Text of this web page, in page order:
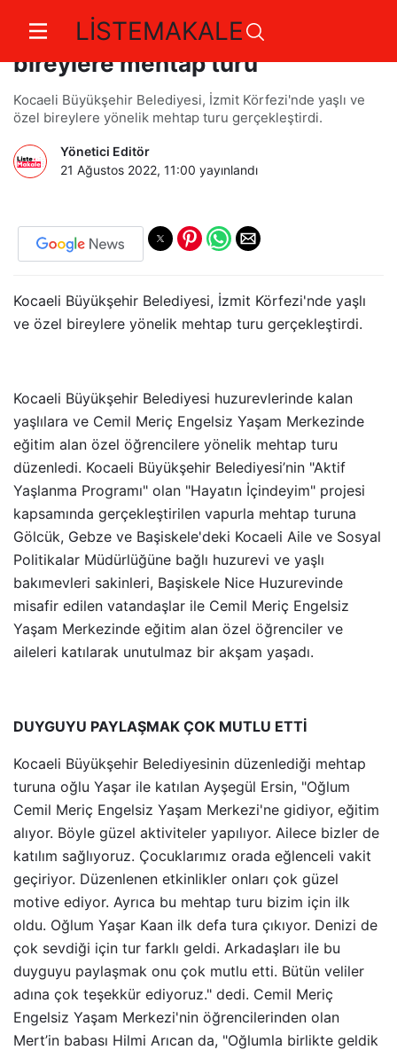
LİSTEMAKALE
Kocaeli Belediyesi Yaşlı ve özel
bireylere mehtap turu
Kocaeli Büyükşehir Belediyesi, İzmit Körfezi'nde yaşlı ve
özel bireylere yönelik mehtap turu gerçekleştirdi.
Yönetici Editör
21 Ağustos 2022, 11:00 yayınlandı
Kocaeli Büyükşehir Belediyesi, İzmit Körfezi'nde yaşlı
ve özel bireylere yönelik mehtap turu gerçekleştirdi.
Kocaeli Büyükşehir Belediyesi huzurevlerinde kalan
yaşlılara ve Cemil Meriç Engelsiz Yaşam Merkezinde
eğitim alan özel öğrencilere yönelik mehtap turu
düzenledi. Kocaeli Büyükşehir Belediyesi’nin "Aktif
Yaşlanma Programı" olan "Hayatın İçindeyim" projesi
kapsamında gerçekleştirilen vapurla mehtap turuna
Gölcük, Gebze ve Başiskele'deki Kocaeli Aile ve Sosyal
Politikalar Müdürlüğüne bağlı huzurevi ve yaşlı
bakımevleri sakinleri, Başiskele Nice Huzurevinde
misafir edilen vatandaşlar ile Cemil Meriç Engelsiz
Yaşam Merkezinde eğitim alan özel öğrenciler ve
aileleri katılarak unutulmaz bir akşam yaşadı.
DUYGUYU PAYLAŞMAK ÇOK MUTLU ETTİ
Kocaeli Büyükşehir Belediyesinin düzenlediği mehtap
turuna oğlu Yaşar ile katılan Ayşegül Ersin, "Oğlum
Cemil Meriç Engelsiz Yaşam Merkezi'ne gidiyor, eğitim
alıyor. Böyle güzel aktiviteler yapılıyor. Ailece bizler de
katılım sağlıyoruz. Çocuklarımız orada eğlenceli vakit
geçiriyor. Düzenlenen etkinlikler onları çok güzel
motive ediyor. Ayrıca bu mehtap turu bizim için ilk
oldu. Oğlum Yaşar Kaan ilk defa tura çıkıyor. Denizi de
çok sevdiği için tur farklı geldi. Arkadaşları ile bu
duyguyu paylaşmak onu çok mutlu etti. Bütün veliler
adına çok teşekkür ediyoruz." dedi. Cemil Meriç
Engelsiz Yaşam Merkezi'nin öğrencilerinden olan
Mert’in babası Hilmi Arıcan da, "Oğlumla birlikte geldik